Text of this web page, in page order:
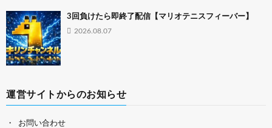
3回負けたら即終了配信【マリオテニスフィーバー】
2026.08.07
運営サイトからのお知らせ
お問い合わせ